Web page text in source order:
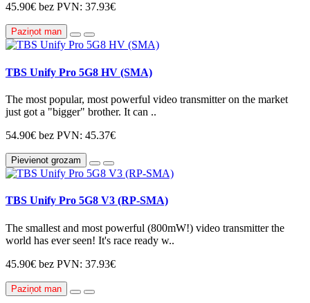
45.90€ bez PVN: 37.93€
Paziņot man
TBS Unify Pro 5G8 HV (SMA)
The most popular, most powerful video transmitter on the market
just got a "bigger" brother. It can ..
54.90€ bez PVN: 45.37€
Pievienot grozam
TBS Unify Pro 5G8 V3 (RP-SMA)
The smallest and most powerful (800mW!) video transmitter the
world has ever seen! It's race ready w..
45.90€ bez PVN: 37.93€
Paziņot man